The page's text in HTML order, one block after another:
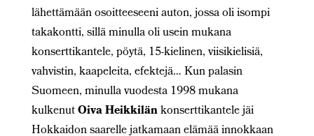
lähettämään osoitteeseeni auton, jossa oli isompi
takakontti, sillä minulla oli usein mukana
konserttikantele, pöytä, 15-kielinen, viisikielisiä,
vahvistin, kaapeleita, efektejä… Kun palasin
Suomeen, minulla vuodesta 1998 mukana
kulkenutOiva Heikkilänkonserttikantele jäi
Hokkaidon saarelle jatkamaan elämää innokkaan